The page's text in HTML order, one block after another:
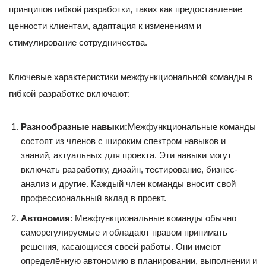
принципов гибкой разработки, таких как предоставление
ценности клиентам, адаптация к изменениям и
стимулирование сотрудничества.
Ключевые характеристики межфункциональной команды в
гибкой разработке включают:
Разнообразные навыки:Межфункциональные команды
состоят из членов с широким спектром навыков и
знаний, актуальных для проекта. Эти навыки могут
включать разработку, дизайн, тестирование, бизнес-
анализ и другие. Каждый член команды вносит свой
профессиональный вклад в проект.
Автономия: Межфункциональные команды обычно
саморегулируемые и обладают правом принимать
решения, касающиеся своей работы. Они имеют
определённую автономию в планировании, выполнении и